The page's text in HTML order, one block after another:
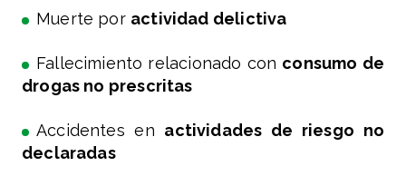
Muerte por actividad delictiva
Fallecimiento relacionado con consumo de
drogas no prescritas
Accidentes en actividades de riesgo no
declaradas